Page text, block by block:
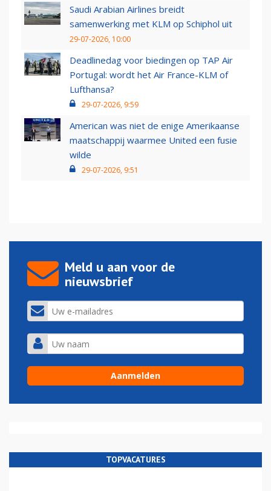
Saudi Arabian Airlines breidt
samenwerking met KLM op Schiphol uit
29-07-2026, 10:00
Deadlinedag voor biedingen op TAP Air
Portugal: wordt het Air France-KLM of
Lufthansa?
29-07-2026, 9:59
American was niet de enige Amerikaanse
maatschappij waarmee United een fusie
wilde
29-07-2026, 9:51
Meld u aan voor de
nieuwsbrief
TOPVACATURES